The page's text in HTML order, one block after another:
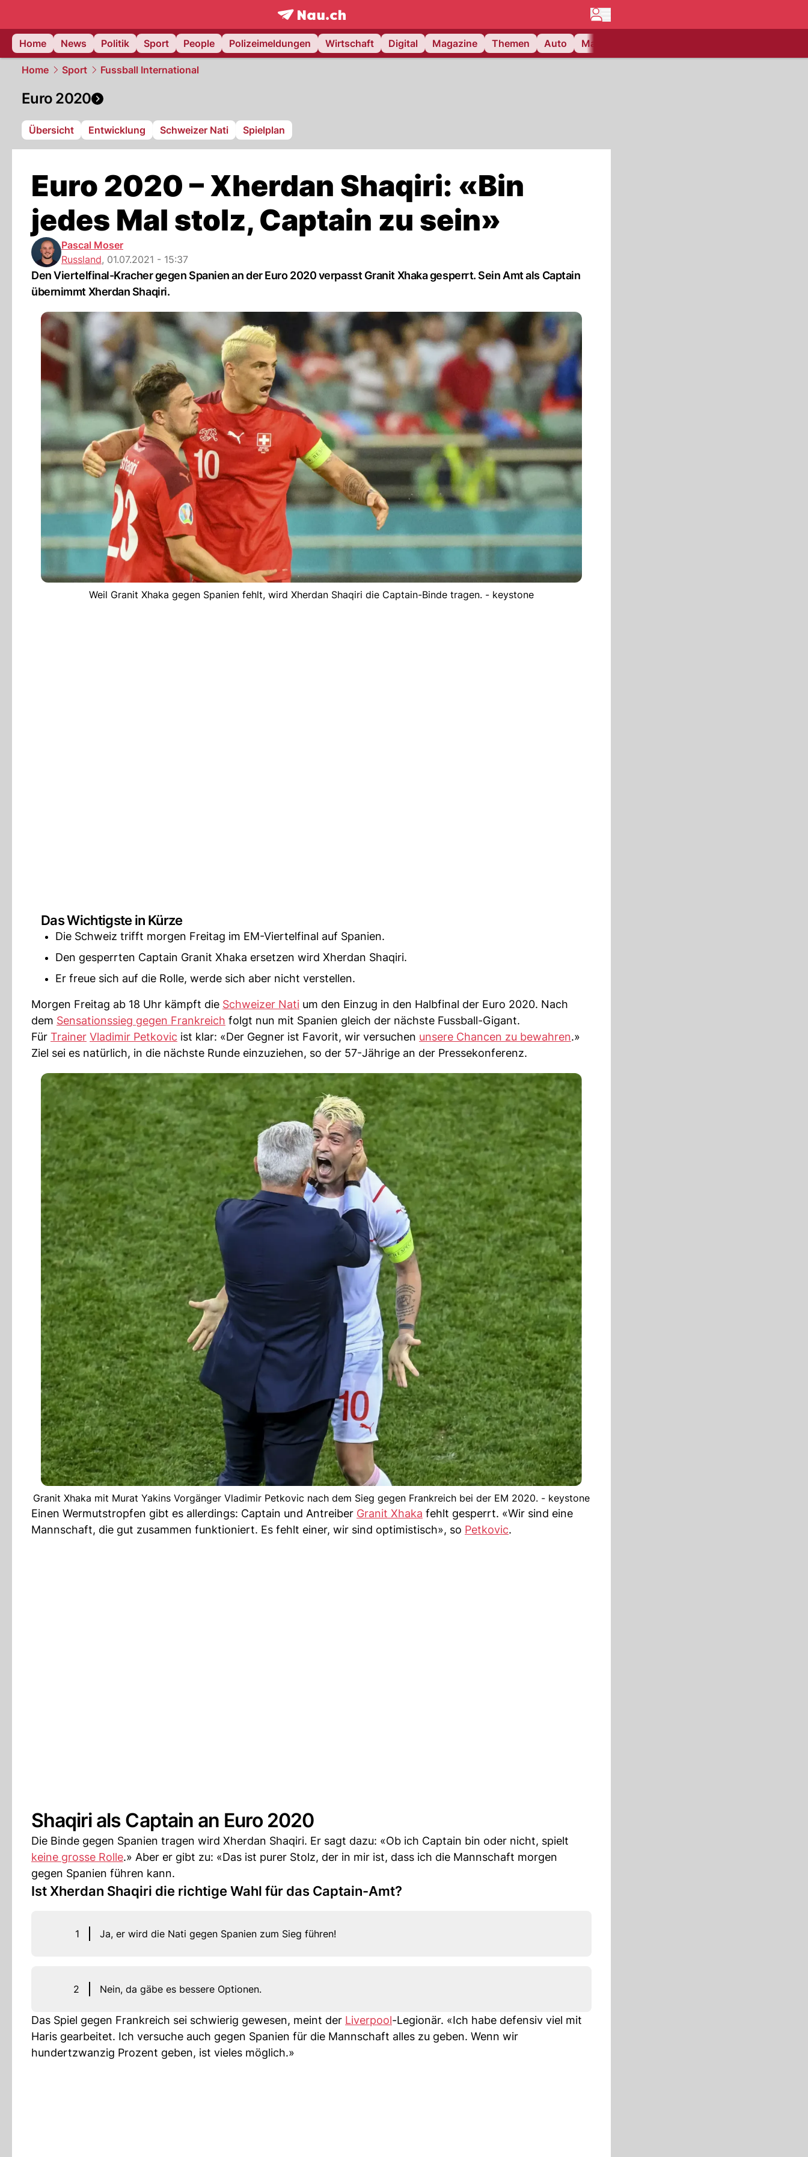
frontpage.NAU.ch
Home
News Politik Sport People Polizeimeldungen Wirtschaft Digital Magazine Themen Auto Matchcenter
Home Sport Fussball International
Euro 2020
Übersicht Entwicklung Schweizer Nati Spielplan
Euro 2020 – Xherdan Shaqiri: «Bin
jedes Mal stolz, Captain zu sein»
Pascal Moser
Russland, 01.07.2021 - 15:37
Den Viertelfinal-Kracher gegen Spanien an der Euro 2020 verpasst Granit Xhaka gesperrt. Sein Amt als Captain
übernimmt Xherdan Shaqiri.
Weil Granit Xhaka gegen Spanien fehlt, wird Xherdan Shaqiri die Captain-Binde tragen. - keystone
Das Wichtigste in Kürze
Die Schweiz trifft morgen Freitag im EM-Viertelfinal auf Spanien.
Den gesperrten Captain Granit Xhaka ersetzen wird Xherdan Shaqiri.
Er freue sich auf die Rolle, werde sich aber nicht verstellen.
Morgen Freitag ab 18 Uhr kämpft die Schweizer Nati um den Einzug in den Halbfinal der Euro 2020. Nach
dem Sensationssieg gegen Frankreich folgt nun mit Spanien gleich der nächste Fussball-Gigant.
Für Trainer Vladimir Petkovic ist klar: «Der Gegner ist Favorit, wir versuchen unsere Chancen zu bewahren.»
Ziel sei es natürlich, in die nächste Runde einzuziehen, so der 57-Jährige an der Pressekonferenz.
Granit Xhaka mit Murat Yakins Vorgänger Vladimir Petkovic nach dem Sieg gegen Frankreich bei der EM 2020. - keystone
Einen Wermutstropfen gibt es allerdings: Captain und Antreiber Granit Xhaka fehlt gesperrt. «Wir sind eine
Mannschaft, die gut zusammen funktioniert. Es fehlt einer, wir sind optimistisch», so Petkovic.
Shaqiri als Captain an Euro 2020
Die Binde gegen Spanien tragen wird Xherdan Shaqiri. Er sagt dazu: «Ob ich Captain bin oder nicht, spielt
keine grosse Rolle.» Aber er gibt zu: «Das ist purer Stolz, der in mir ist, dass ich die Mannschaft morgen
gegen Spanien führen kann.
Ist Xherdan Shaqiri die richtige Wahl für das Captain-Amt?
1 Ja, er wird die Nati gegen Spanien zum Sieg führen!
2 Nein, da gäbe es bessere Optionen.
Das Spiel gegen Frankreich sei schwierig gewesen, meint der Liverpool-Legionär. «Ich habe defensiv viel mit
Haris gearbeitet. Ich versuche auch gegen Spanien für die Mannschaft alles zu geben. Wenn wir
hundertzwanzig Prozent geben, ist vieles möglich.»